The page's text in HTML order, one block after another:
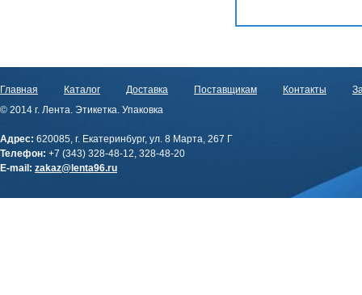
Главная Каталог Доставка Поставщикам Контакты
© 2014 г. Лента. Этикетка. Упаковка
Адрес: 620085, г. Екатеринбург, ул. 8 Марта, 267 Г
Телефон: +7 (343) 328-48-12, 328-48-20
E-mail: zakaz@lenta96.ru